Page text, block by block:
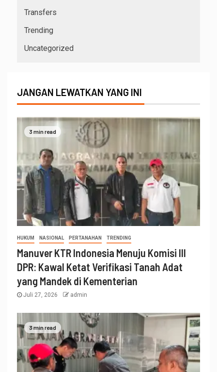
Transfers
Trending
Uncategorized
JANGAN LEWATKAN YANG INI
3 min read
HUKUM NASIONAL PERTANAHAN TRENDING
Manuver KTR Indonesia Menuju Komisi III
DPR: Kawal Ketat Verifikasi Tanah Adat
yang Mandek di Kementerian
Juli 27, 2026 admin
3 min read